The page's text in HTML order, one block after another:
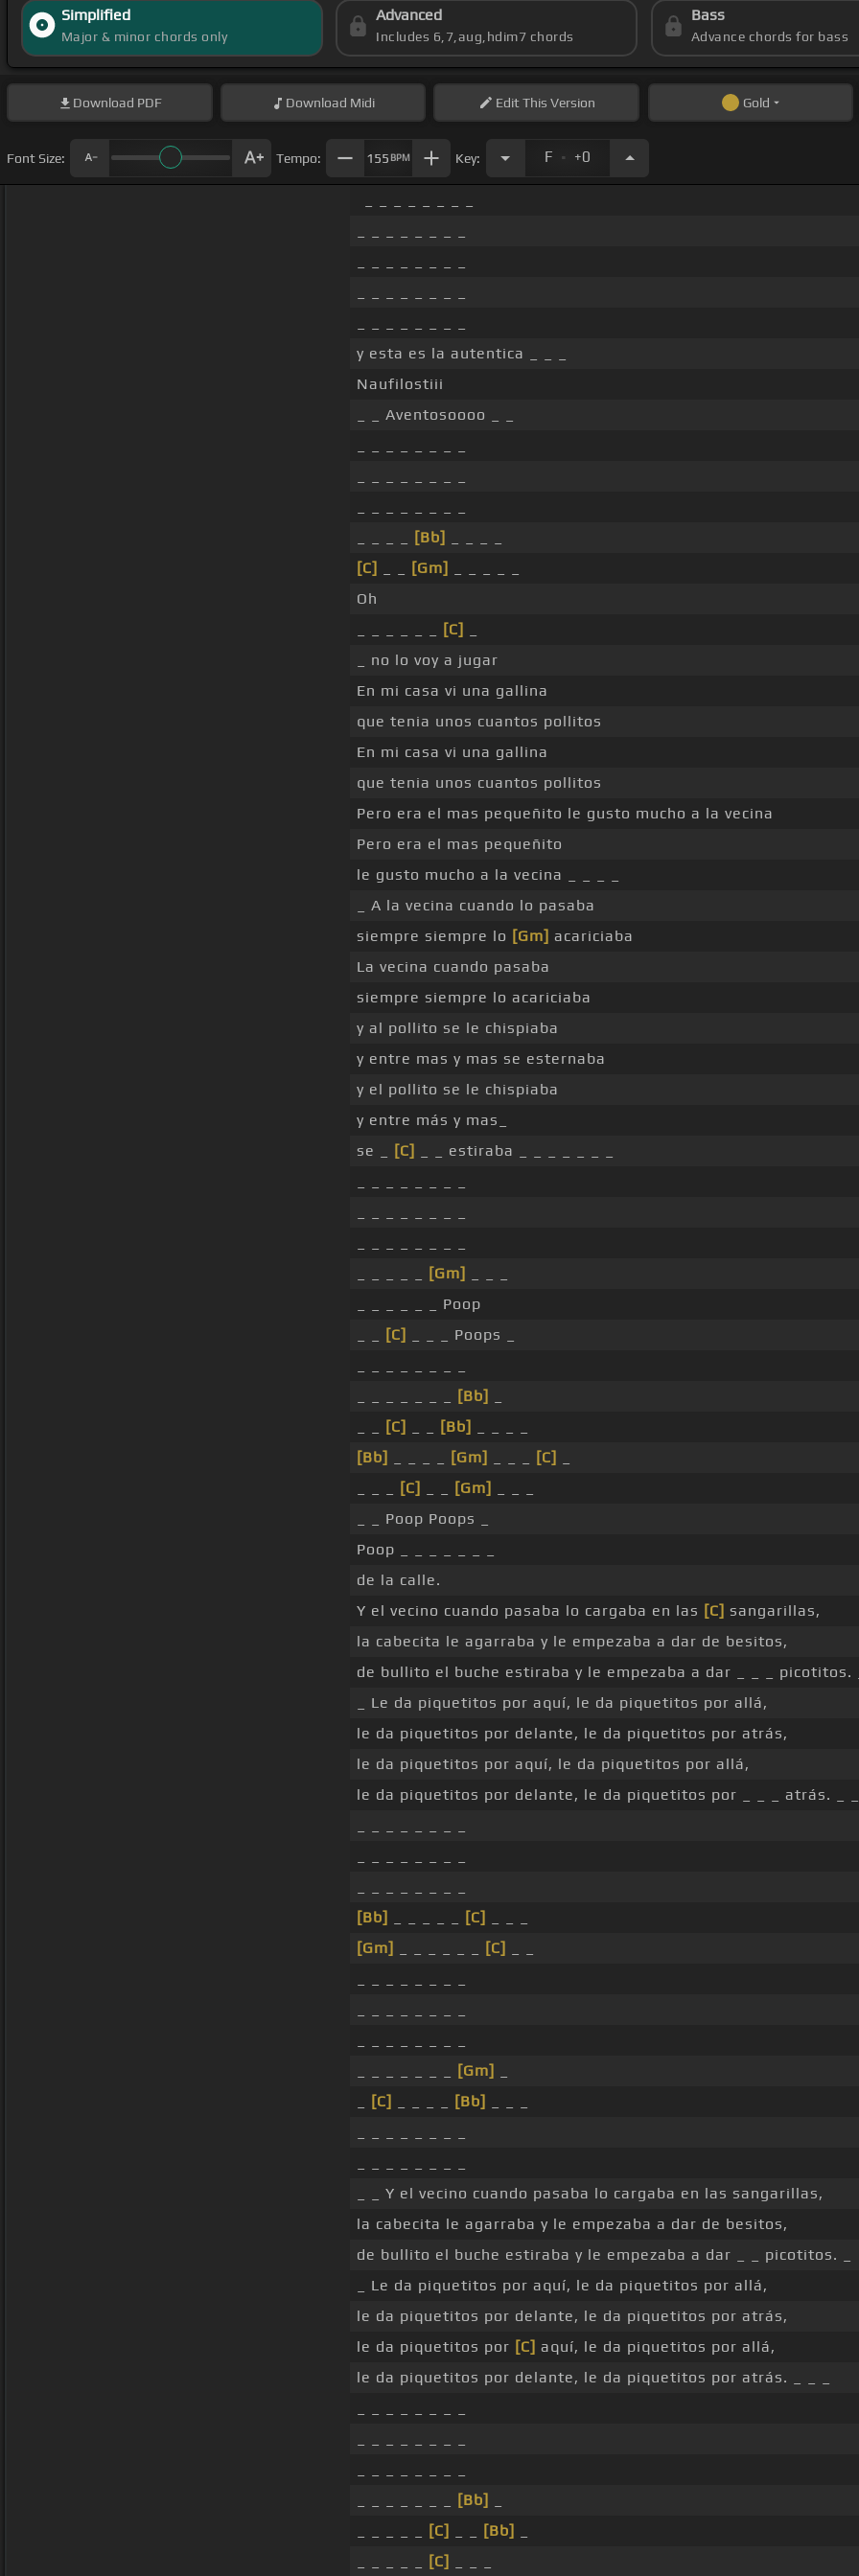
Simplified
Major & minor chords only
Advanced
Includes 6,7,aug,hdim7 chords
Bass
Advance chords for bass
Download PDF Download Midi EditThis Version Gold
Font Size: Tempo: 155 BPM Key: F . +0
y esta es la autentica _ _ _
Naufilostiii
_ _ Aventosoooo _ _
[Bb]
[C]
[Gm]
Oh
[C]
_ no lo voy a jugar
En mi casa vi una gallina
que tenia unos cuantos pollitos
En mi casa vi una gallina
que tenia unos cuantos pollitos
Pero era el mas pequeñito le gusto mucho a la vecina
Pero era el mas pequeñito
le gusto mucho a la vecina _ _ _ _
_ A la vecina cuando lo pasaba
siempre siempre lo [Gm] acariciaba
La vecina cuando pasaba
siempre siempre lo acariciaba
y al pollito se le chispiaba
y entre mas y mas se esternaba
y el pollito se le chispiaba
y entre más y mas_
se _
[C]
_ _ estiraba _ _ _ _ _ _ _
[Gm]
_ _ _ _ _ _ Poop
[C]
_ _ _ Poops _
[Bb]
[C] [Bb]
[Bb]
[Gm] [C]
[C] [Gm]
_ _ Poop Poops _
Poop _ _ _ _ _ _ _
de la calle.
Y el vecino cuando pasaba lo cargaba en las [C] sangarillas,
la cabecita le agarraba y le empezaba a dar de besitos,
de bullito el buche estiraba y le empezaba a dar _ _ _ picotitos.
_ Le da piquetitos por aquí, le da piquetitos por allá,
le da piquetitos por delante, le da piquetitos por atrás,
le da piquetitos por aquí, le da piquetitos por allá,
le da piquetitos por delante, le da piquetitos por _ _ _ atrás. _
[Bb]
[C]
[Gm]
[C]
[Gm]
[C] [Bb]
_ _ Y el vecino cuando pasaba lo cargaba en las sangarillas,
la cabecita le agarraba y le empezaba a dar de besitos,
de bullito el buche estiraba y le empezaba a dar _ _ picotitos. _
_ Le da piquetitos por aquí, le da piquetitos por allá,
le da piquetitos por delante, le da piquetitos por atrás,
le da piquetitos por [C] aquí, le da piquetitos por allá,
le da piquetitos por delante, le da piquetitos por atrás. _ _ _
[Bb]
[C] [Bb]
[C]